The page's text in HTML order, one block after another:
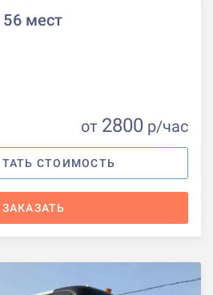
56 мест
от 2800 р/час
СТОИМОСТЬ
ЗАКАЗАТЬ